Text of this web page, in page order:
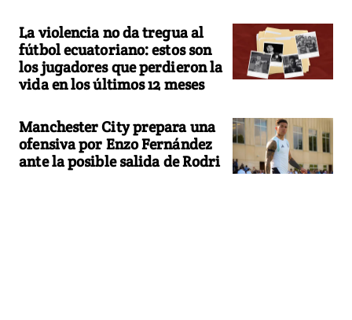
La violencia no da tregua al
fútbol ecuatoriano: estos son
los jugadores que perdieron la
vida en los últimos 12 meses
Manchester City prepara una
ofensiva por Enzo Fernández
ante la posible salida de Rodri